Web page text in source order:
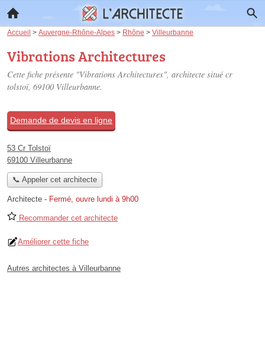
Accueil > Auvergne-Rhône-Alpes > Rhône > Villeurbanne
Vibrations Architectures
Cette fiche présente "Vibrations Architectures", architecte situé cr
tolstoï, 69100 Villeurbanne.
Demande de devis en ligne
53 Cr Tolstoï
69100 Villeurbanne
📞 Appeler cet architecte
Architecte - Fermé, ouvre lundi à 9h00
Recommander cet architecte
Améliorer cette fiche
Autres architectes à Villeurbanne